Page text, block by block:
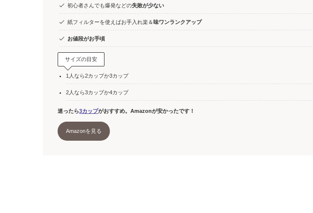
初心者さんでも爆発などの失敗が少ない
紙フィルターを使えばお手入れ楽＆味ワンランクアップ
お値段がお手頃
サイズの目安
1人なら2カップか3カップ
2人なら3カップか4カップ
迷ったら3カップがおすすめ。Amazonが安かったです！
Amazonを見る